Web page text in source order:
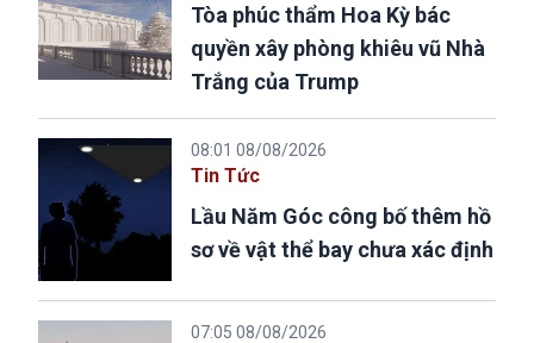
Tòa phúc thẩm Hoa Kỳ bác
quyền xây phòng khiêu vũ Nhà
Trắng của Trump
08:01 08/08/2026
Tin Tức
Lầu Năm Góc công bố thêm hồ
sơ về vật thể bay chưa xác định
07:05 08/08/2026